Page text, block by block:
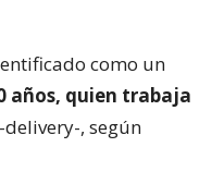
como un
años, quien trabaja
-delivery-, según